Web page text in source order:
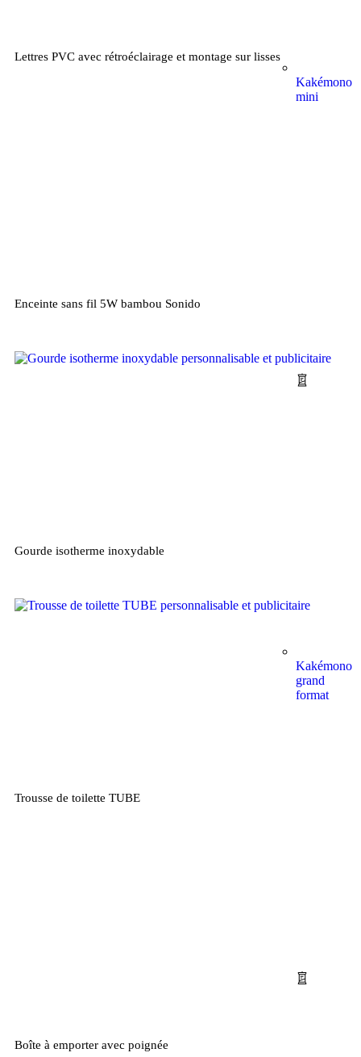
Kakémono
mini
Kakémono
grand
format
Lettres PVC avec rétroéclairage et montage sur lisses
Enceinte sans fil 5W bambou Sonido
Gourde isotherme inoxydable
Trousse de toilette TUBE
Boîte à emporter avec poignée